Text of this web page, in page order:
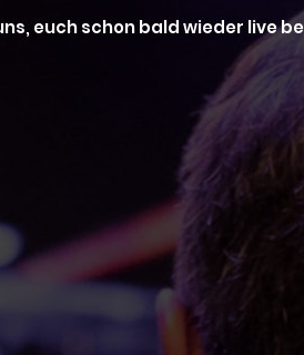
euch schon bald wieder live